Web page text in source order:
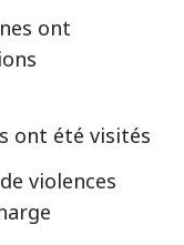
ont
ont été visités
violences